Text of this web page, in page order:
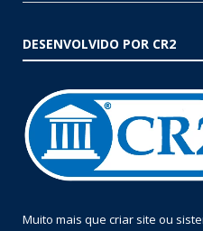
DESENVOLVIDO POR CR2
Muito mais que criar site ou